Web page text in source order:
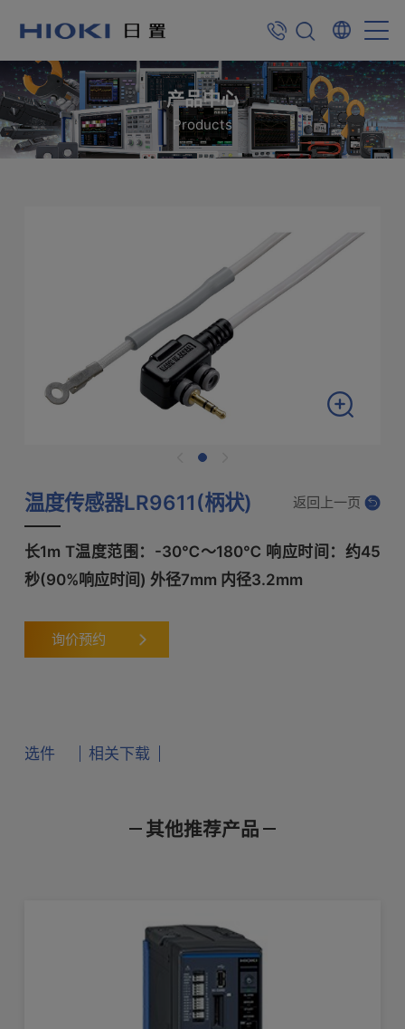
产品中心
Products
温度传感器LR9611(柄状) 返回上一页
长1m T温度范围：-30℃～180℃ 响应时间：约45
秒(90%响应时间) 外径7mm 内径3.2mm
询价预约
选件 相关下载
迷你温度数据采集仪 LR5011
使用说明书
其他推荐产品